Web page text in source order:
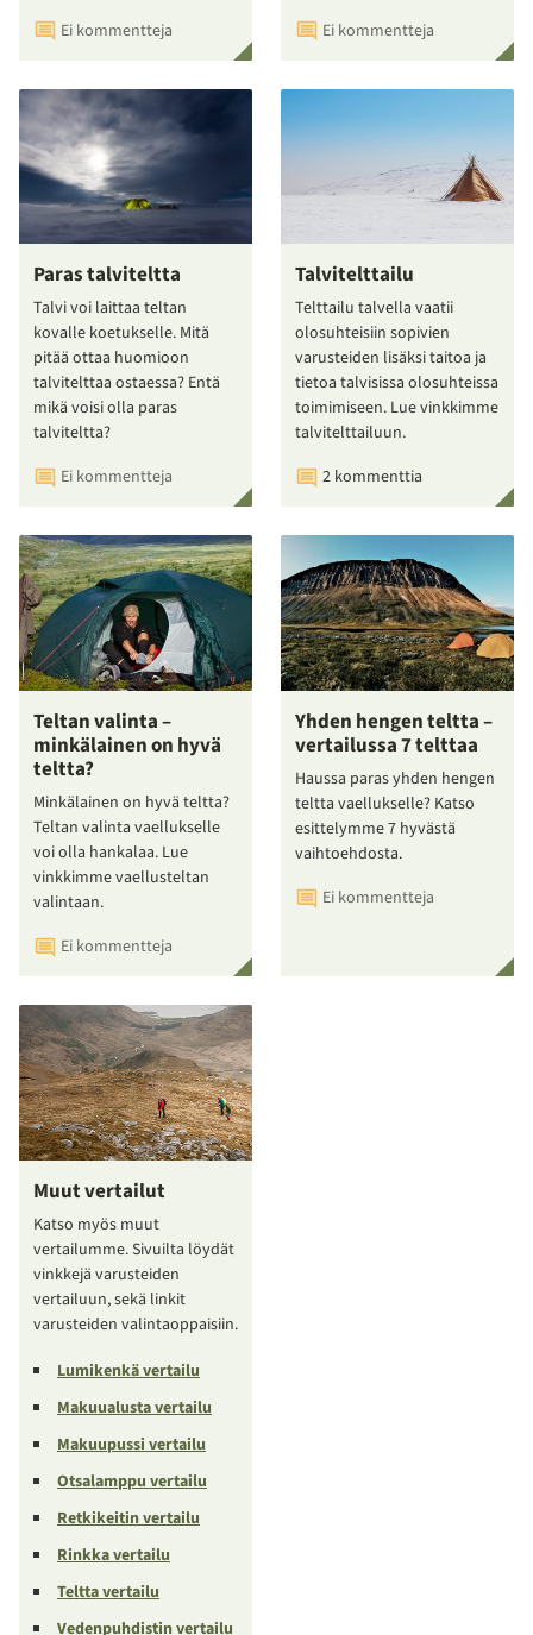
Ei kommentteja
Ei kommentteja
Paras talviteltta
Talvi voi laittaa teltan
kovalle koetukselle. Mitä
pitää ottaa huomioon
talvitelttaa ostaessa? Entä
mikä voisi olla paras
talviteltta?
Ei kommentteja
Talvitelttailu
Telttailu talvella vaatii
olosuhteisiin sopivien
varusteiden lisäksi taitoa ja
tietoa talvisissa olosuhteissa
toimimiseen. Lue vinkkimme
talvitelttailuun.
2 kommenttia
Teltan valinta –
minkälainen on hyvä
teltta?
Minkälainen on hyvä teltta?
Teltan valinta vaellukselle
voi olla hankalaa. Lue
vinkkimme vaellusteltan
valintaan.
Ei kommentteja
Yhden hengen teltta –
vertailussa 7 telttaa
Haussa paras yhden hengen
teltta vaellukselle? Katso
esittelymme 7 hyvästä
vaihtoehdosta.
Ei kommentteja
Muut vertailut
Katso myös muut
vertailumme. Sivuilta löydät
vinkkejä varusteiden
vertailuun, sekä linkit
varusteiden valintaoppaisiin.
Lumikenkä vertailu
Makuualusta vertailu
Makuupussi vertailu
Otsalamppu vertailu
Retkikeitin vertailu
Rinkka vertailu
Teltta vertailu
Vedenpuhdistin vertailu